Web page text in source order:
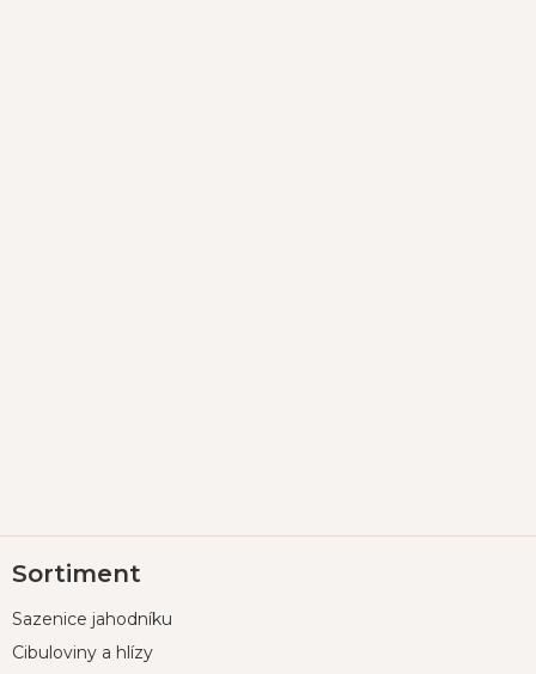
á
a
Sortiment
Sazenice jahodníku
Cibuloviny a hlízy